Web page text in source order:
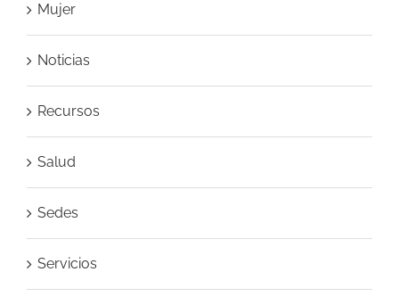
Mujer
Noticias
Recursos
Salud
Sedes
Servicios